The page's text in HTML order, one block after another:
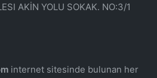
AKİN YOLU SOKAK. NO:3/1
internet sitesinde bulunan her